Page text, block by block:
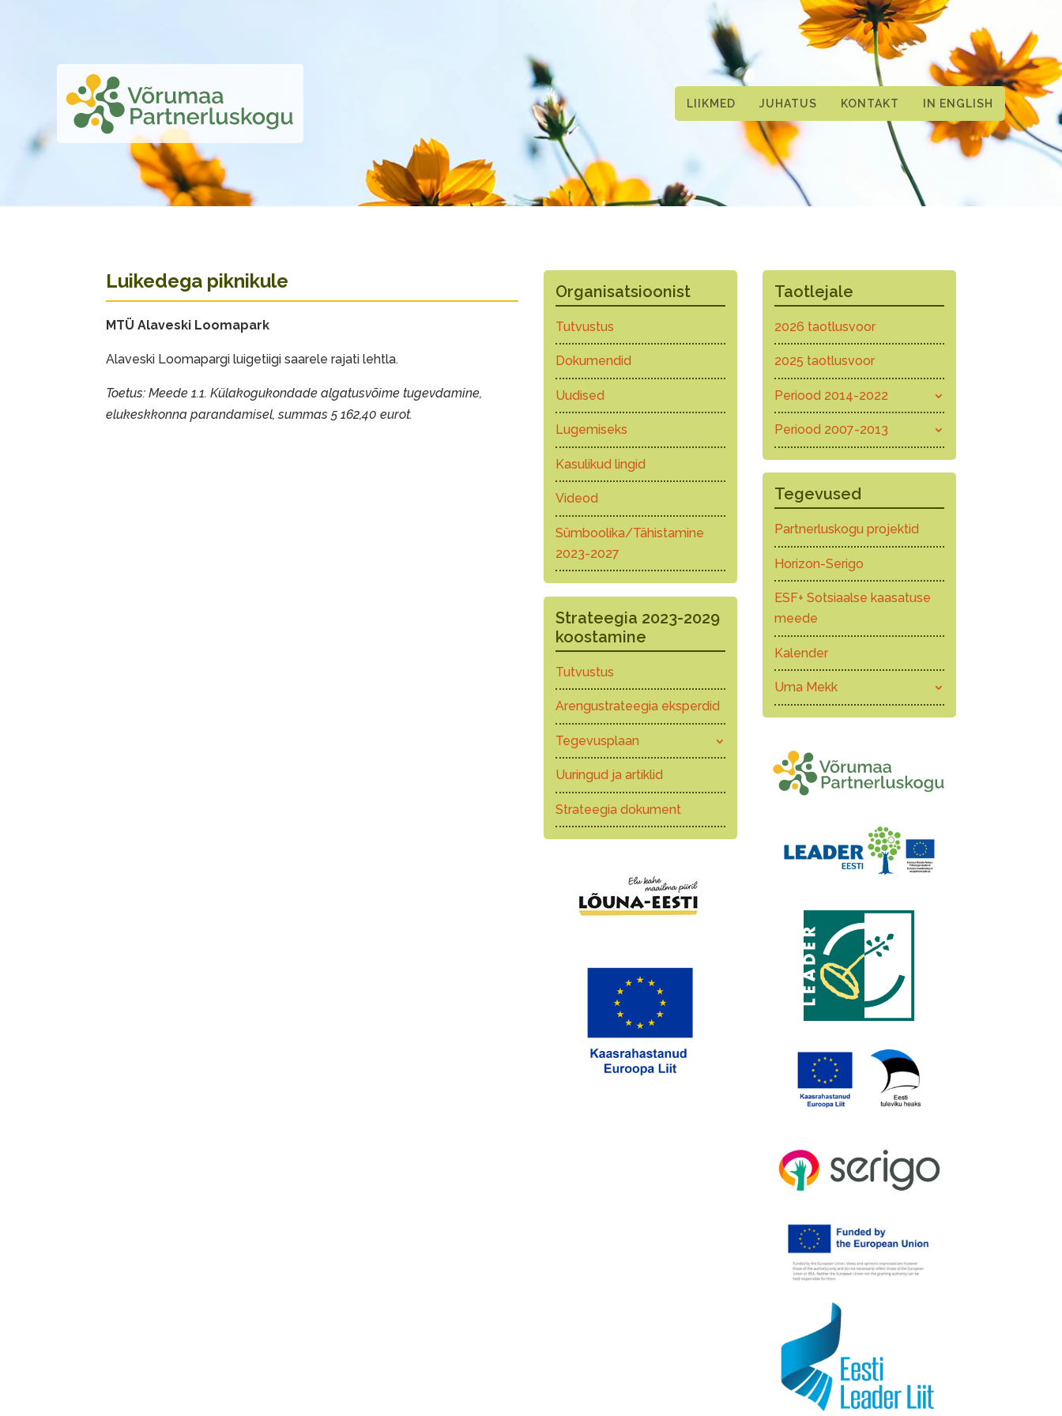
LIIKMED JUHATUS KONTAKT IN ENGLISH
Luikedega piknikule
MTÜ Alaveski Loomapark
Alaveski Loomapargi luigetiigi saarele rajati lehtla.
Toetus: Meede 1.1. Külakogukondade algatusvõime tugevdamine,
elukeskkonna parandamisel, summas 5 162,40 eurot.
Organisatsioonist
Tutvustus
Dokumendid
Uudised
Lugemiseks
Kasulikud lingid
Videod
Sümboolika/Tähistamine
2023-2027
Strateegia 2023-2029
koostamine
Tutvustus
Arengustrateegia eksperdid
Tegevusplaan
Uuringud ja artiklid
Strateegia dokument
Taotlejale
2026 taotlusvoor
2025 taotlusvoor
Periood 2014-2022
Periood 2007-2013
Tegevused
Partnerluskogu projektid
Horizon-Serigo
ESF+ Sotsiaalse kaasatuse
meede
Kalender
Uma Mekk